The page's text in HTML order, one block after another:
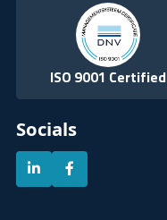
ISO 9001 Certified
Socials